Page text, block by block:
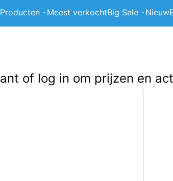
Producten Meest verkochtBig Sale Nieuw
of log in om prijzen en